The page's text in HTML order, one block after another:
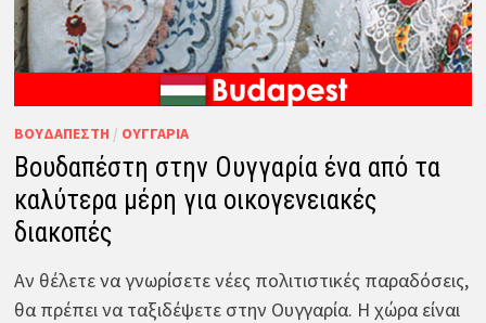
ΒΟΥΔΑΠΈΣΤΗ / ΟΥΓΓΑΡΊΑ
Βουδαπέστη στην Ουγγαρία ένα από τα
καλύτερα μέρη για οικογενειακές
διακοπές
Αν θέλετε να γνωρίσετε νέες πολιτιστικές παραδόσεις,
θα πρέπει να ταξιδέψετε στην Ουγγαρία. Η χώρα είναι